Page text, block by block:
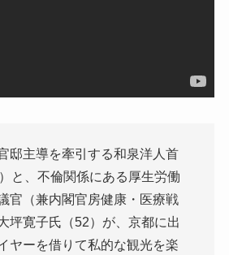
邸主導を牽引する和泉洋人首
と、不倫関係にある厚生労働
官（兼内閣官房健康・医療戦
坪寛子氏（52）が、京都に出
ヤーを借りて私的な観光を楽